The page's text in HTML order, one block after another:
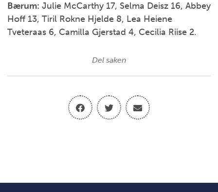
Bærum: Julie McCarthy 17, Selma Deisz 16, Abbey
Hoff 13, Tiril Rokne Hjelde 8, Lea Heiene
Tveteraas 6, Camilla Gjerstad 4, Cecilia Riise 2.
Del saken